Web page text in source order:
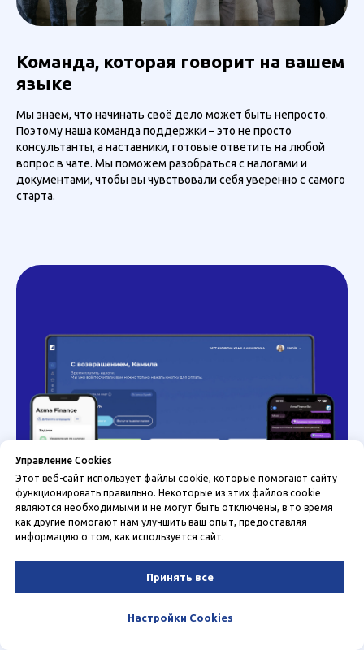
Команда, которая говорит на вашем
языке
Мы знаем, что начинать своё дело может быть непросто.
Поэтому наша команда поддержки – это не просто
консультанты, а наставники, готовые ответить на любой
вопрос в чате. Мы поможем разобраться с налогами и
документами, чтобы вы чувствовали себя уверенно с самого
старта.
Умный сервис, который экономит
ваши деньги и время
Зарегистрируйте ИП за 15 минут, отслеживайте доходы,
Управление Cookies
Этот веб-сайт использует файлы cookie, которые помогают сайту
функционировать правильно. Некоторые из этих файлов cookie
являются необходимыми и не могут быть отключены, в то время
как другие помогают нам улучшить ваш опыт, предоставляя
информацию о том, как используется сайт.
Принять все
Настройки Cookies